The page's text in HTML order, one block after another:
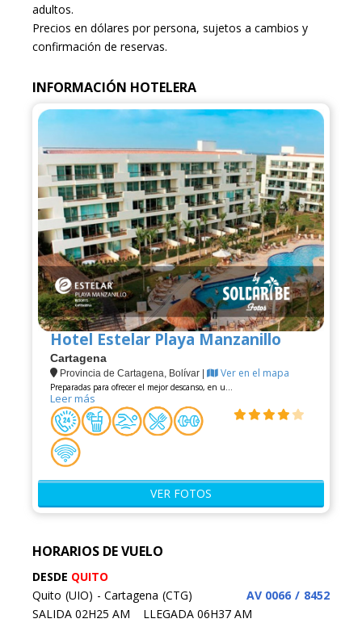
adultos.
Precios en dólares por persona, sujetos a cambios y
confirmación de reservas.
INFORMACIÓN HOTELERA
Hotel Estelar Playa Manzanillo
Cartagena
Provincia de Cartagena, Bolívar | Ver en el mapa
Preparadas para ofrecer el mejor descanso, en u
Leer más
VER FOTOS
HORARIOS DE VUELO
DESDE QUITO
Quito (UIO) - Cartagena (CTG) AV 0066 / 8452
SALIDA 02H25 AM LLEGADA 06H37 AM